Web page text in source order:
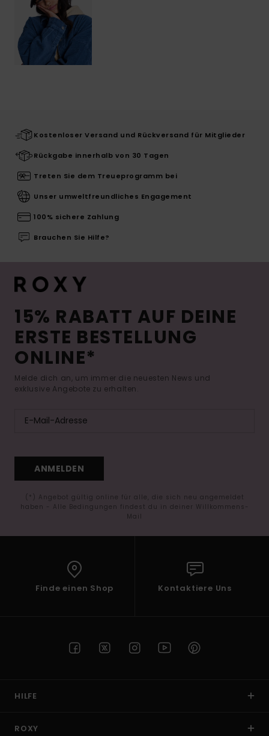
Kostenloser Versand und Rückversand für Mitglieder
Rückgabe innerhalb von 30 Tagen
Treten Sie dem Treueprogramm bei
Unser umweltfreundliches Engagement
100% sichere Zahlung
Brauchen Sie Hilfe?
15% RABATT AUF DEINE
ERSTE BESTELLUNG
ONLINE*
Melde dich an, um immer die neuesten News und
exklusive Angebote zu erhalten.
ANMELDEN
(*) Angebot gültig online für alle, die sich neu angemeldet
haben - Alle Bedingungen findest du in deiner Willkommens-
Mail
Finde einen Shop Kontaktiere Uns
HILFE
ROXY